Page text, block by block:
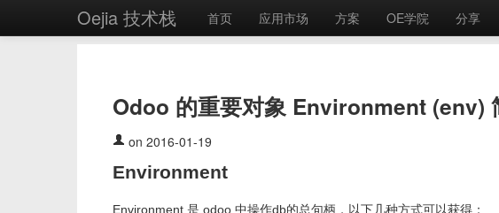
Oejia 技术栈 首页 应用市场 方案 OE学院 分享
Odoo 的重要对象 Environment (env)
on 2016-01-19
Environment
Environment 是 odoo 中操作db的总句柄，以下几种方式可以获得：